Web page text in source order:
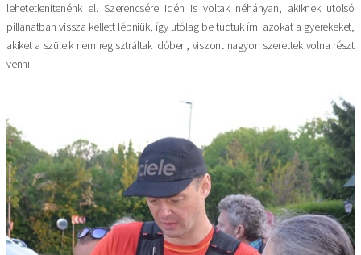
lehetetlenítenénk el. Szerencsére idén is voltak néhányan, akiknek utolsó
pillanatban vissza kellett lépniük, így utólag be tudtuk írni azokat a gyerekeket,
akiket a szüleik nem regisztráltak időben, viszont nagyon szerettek volna részt
venni.